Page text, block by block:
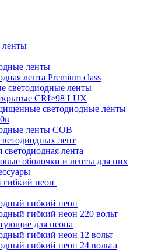
ленты
ленты
лента Premium class
светодиодные ленты
CRI>98 LUX
светодиодные ленты
ленты COB
лент
светодиодная лента
оболочки и ленты для них
неон
гибкий неон
гибкий неон 220 вольт
для неона
гибкий неон 12 вольт
гибкий неон 24 вольта